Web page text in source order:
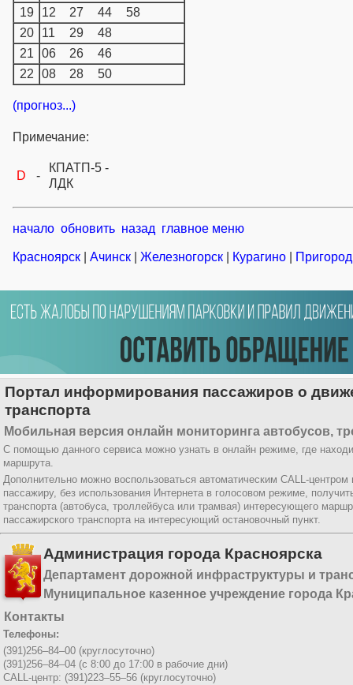
19
12 27 44
58
20
11 29
48
21
06 26
46
22
08 28 50
(прогноз...)
Примечание:
D -
КПАТП-5 -
ЛДК
начало обновить назад главное меню
Красноярск Ачинск Железногорск Курагино
Портал информирования пассажиров о
транспорта
Мобильная версия онлайн мониторинга автобусов,
С помощью данного сервиса можно узнать в онлайн режиме, где
маршрута.
Дополнительно можно воспользоваться автоматическим CALL-
пассажиру, без использования Интернета в голосовом режиме,
транспорта (автобуса, троллейбуса или трамвая) интересующего
пассажирского транспорта на интересующий остановочный пункт.
Администрация города Красноярска
Департамент дорожной инфраструктуры и
Муниципальное казенное учреждение города
Контакты
Телефоны:
(391)256–84–00 (круглосуточно)
(391)256–84–04 (с 8:00 до 17:00 в рабочие дни)
CALL-центр: (391)223–55–56 (круглосуточно)